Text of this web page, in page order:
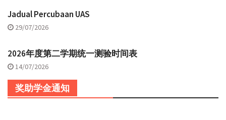
Jadual Percubaan UAS
29/07/2026
2026年度第二学期统一测验时间表
14/07/2026
奖助学金通知